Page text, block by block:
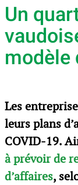
Un
modèle
Les
leurs plans
COVID-19.
à prévoir de
d’affaires,